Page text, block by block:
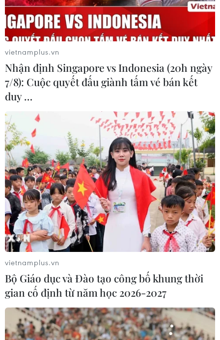
Cứu sống 10 ngư dân Bình Định bị chìm
tàu ngoài khơi
03/01/2019 14:23
Ngày 3/1, tàu vỏ thép BĐ 99047 TS, công suất 823CV,
trên tàu có 10 thuyền viên khi đang hoạt động tại vùng
biển cách Tây Nam đường phân định Việt Nam-
Indonesia khoảng 50 hải lý, thì bị sóng đánh chìm.
vietnamplus.vn
Nhận định Singapore vs Indonesia (20h ngày
7/8): Cuộc quyết đấu giành tấm vé bán kết
duy …
vietnamplus.vn
Bộ Giáo dục và Đào tạo công bố khung thời
gian cố định từ năm học 2026-2027